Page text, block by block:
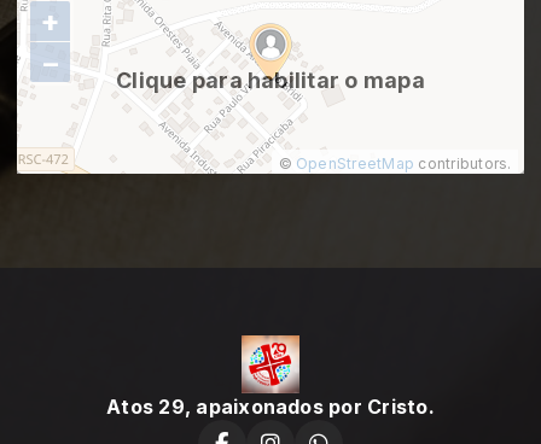
Clique para habilitar o mapa
+
−
© OpenStreetMap contributors.
Atos 29, apaixonados por Cristo.